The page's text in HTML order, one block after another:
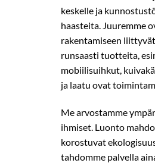
keskelle ja
haasteita. Juuremme
rakentamiseen
runsaasti tuotteita,
mobiilisuihkut,
ja laatu ovat
Me arvostamme
ihmiset. Luonto
korostuvat
tahdomme palvella